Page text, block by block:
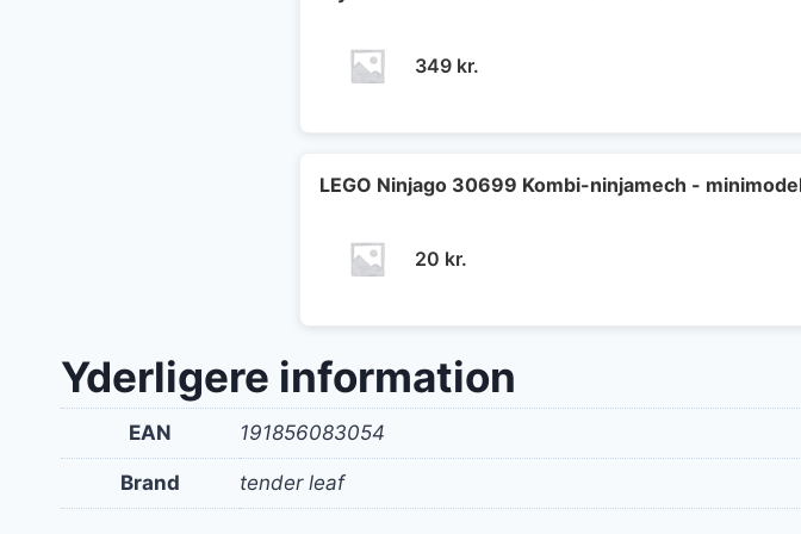
349 kr.
LEGO Ninjago 30699 Kombi-ninjamech -
20 kr.
Yderligere information
EAN 191856083054
Brand tender leaf